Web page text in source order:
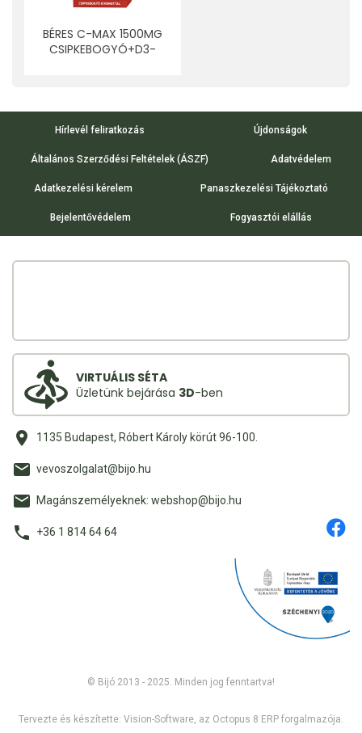
BÉRES C-MAX 1500MG
CSIPKEBOGYÓ+D3-
Hírlevél feliratkozás Újdonságok
Általános Szerződési Feltételek (ÁSZF) Adatvédelem
Adatkezelési kérelem Panaszkezelési Tájékoztató
Bejelentővédelem Fogyasztói elállás
VIRTUÁLIS SÉTA
Üzletünk bejárása 3D-ben
1135 Budapest, Róbert Károly körút 96-100.
vevoszolgalat@bijo.hu
Magánszemélyeknek: webshop@bijo.hu
+36 1 814 64 64
Tervezte és készítette: Vision-Software, az Octopus 8 ERP forgalmazója
© Bijó 2013 - 2025. Minden jog fenntartva!